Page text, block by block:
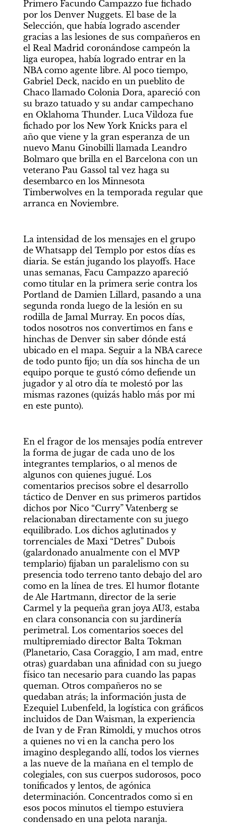
Primero Facundo Campazzo fue fichado
por los Denver Nuggets. El base de la
Selección, que había logrado ascender
gracias a las lesiones de sus compañeros en
el Real Madrid coronándose campeón la
liga europea, había logrado entrar en la
NBA como agente libre. Al poco tiempo,
Gabriel Deck, nacido en un pueblito de
Chaco llamado Colonia Dora, apareció con
su brazo tatuado y su andar campechano
en Oklahoma Thunder. Luca Vildoza fue
fichado por los New York Knicks para el
año que viene y la gran esperanza de un
nuevo Manu Ginobilli llamada Leandro
Bolmaro que brilla en el Barcelona con un
veterano Pau Gassol tal vez haga su
desembarco en los Minnesota
Timberwolves en la temporada regular que
arranca en Noviembre.
La intensidad de los mensajes en el grupo
de Whatsapp del Templo por estos días es
diaria. Se están jugando los playoffs. Hace
unas semanas, Facu Campazzo apareció
como titular en la primera serie contra los
Portland de Damien Lillard, pasando a una
segunda ronda luego de la lesión en su
rodilla de Jamal Murray. En pocos días,
todos nosotros nos convertimos en fans e
hinchas de Denver sin saber dónde está
ubicado en el mapa. Seguir a la NBA carece
de todo punto fijo; un día sos hincha de un
equipo porque te gustó cómo defiende un
jugador y al otro día te molestó por las
mismas razones (quizás hablo más por mi
en este punto).
En el fragor de los mensajes podía entrever
la forma de jugar de cada uno de los
integrantes templarios, o al menos de
algunos con quienes jugué. Los
comentarios precisos sobre el desarrollo
táctico de Denver en sus primeros partidos
dichos por Nico “Curry” Vatenberg se
relacionaban directamente con su juego
equilibrado. Los dichos aglutinados y
torrenciales de Maxi “Detres” Dubois
(galardonado anualmente con el MVP
templario) fijaban un paralelismo con su
presencia todo terreno tanto debajo del aro
como en la línea de tres. El humor flotante
de Ale Hartmann, director de la serie
Carmel y la pequeña gran joya AU3, estaba
en clara consonancia con su jardinería
perimetral. Los comentarios soeces del
multipremiado director Balta Tokman
(Planetario, Casa Coraggio, I am mad, entre
otras) guardaban una afinidad con su juego
físico tan necesario para cuando las papas
queman. Otros compañeros no se
quedaban atrás; la información justa de
Ezequiel Lubenfeld, la logística con gráficos
incluidos de Dan Waisman, la experiencia
de Ivan y de Fran Rimoldi, y muchos otros
a quienes no vi en la cancha pero los
imagino desplegando allí, todos los viernes
a las nueve de la mañana en el templo de
colegiales, con sus cuerpos sudorosos, poco
tonificados y lentos, de agónica
determinación. Concentrados como si en
esos pocos minutos el tiempo estuviera
condensado en una pelota naranja.